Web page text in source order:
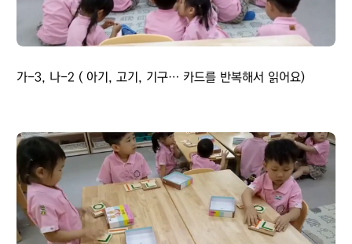
가-3, 나-2 ( 아기, 고기, 기구… 카드를 반복해서 읽어요)